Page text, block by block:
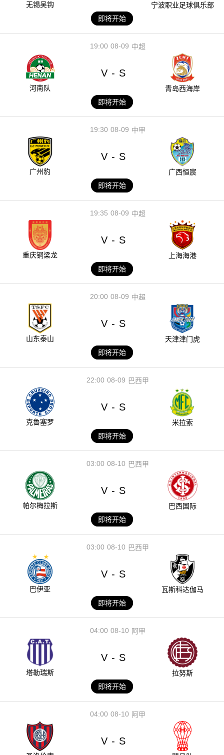
无锡吴钩
宁波职业足球俱乐部
即将开始
08-09
19:00 中超
河南队
V - S
青岛西海岸
即将开始
08-09
19:30 中甲
广州豹
V - S
广西恒宸
即将开始
08-09
19:35 中超
重庆铜梁龙
V - S
上海海港
即将开始
08-09
20:00 中超
山东泰山
V - S
天津津门虎
即将开始
08-09
22:00 巴西甲
克鲁塞罗
V - S
米拉索
即将开始
08-10
03:00 巴西甲
帕尔梅拉斯
V - S
巴西国际
即将开始
08-10
03:00 巴西甲
巴伊亚
V - S
瓦斯科达伽马
即将开始
08-10
04:00 阿甲
塔勒瑞斯
V - S
拉努斯
即将开始
08-10
04:00 阿甲
V - S